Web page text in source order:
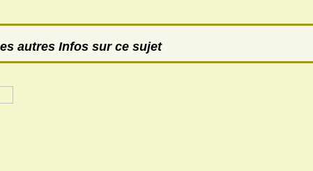
autres Infos sur ce sujet